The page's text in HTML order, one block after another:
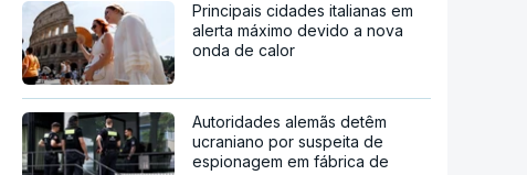
Principais cidades italianas em
alerta máximo devido a nova
onda de calor
Autoridades alemãs detêm
ucraniano por suspeita de
espionagem em fábrica de